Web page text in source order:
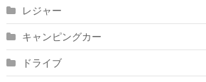
レジャー
キャンピングカー
ドライブ